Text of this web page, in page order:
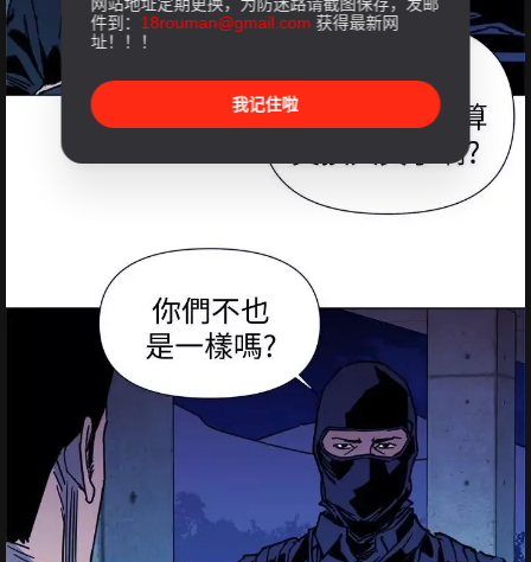
件到： 18rouman@gmail.com 获得最新网
址！！！
我记住啦